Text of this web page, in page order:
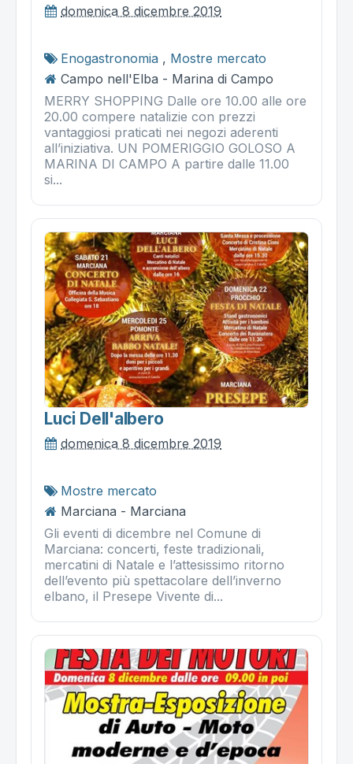
domenica 8 dicembre 2019
Enogastronomia , Mostre mercato
Campo nell'Elba - Marina di Campo
MERRY SHOPPING Dalle ore 10.00 alle ore
20.00 compere natalizie con prezzi
vantaggiosi praticati nei negozi aderenti
all’iniziativa. UN POMERIGGIO GOLOSO A
MARINA DI CAMPO A partire dalle 11.00
si...
Luci Dell'albero
domenica 8 dicembre 2019
Mostre mercato
Marciana - Marciana
Gli eventi di dicembre nel Comune di
Marciana: concerti, feste tradizionali,
mercatini di Natale e l’attesissimo ritorno
dell’evento più spettacolare dell’inverno
elbano, il Presepe Vivente di...